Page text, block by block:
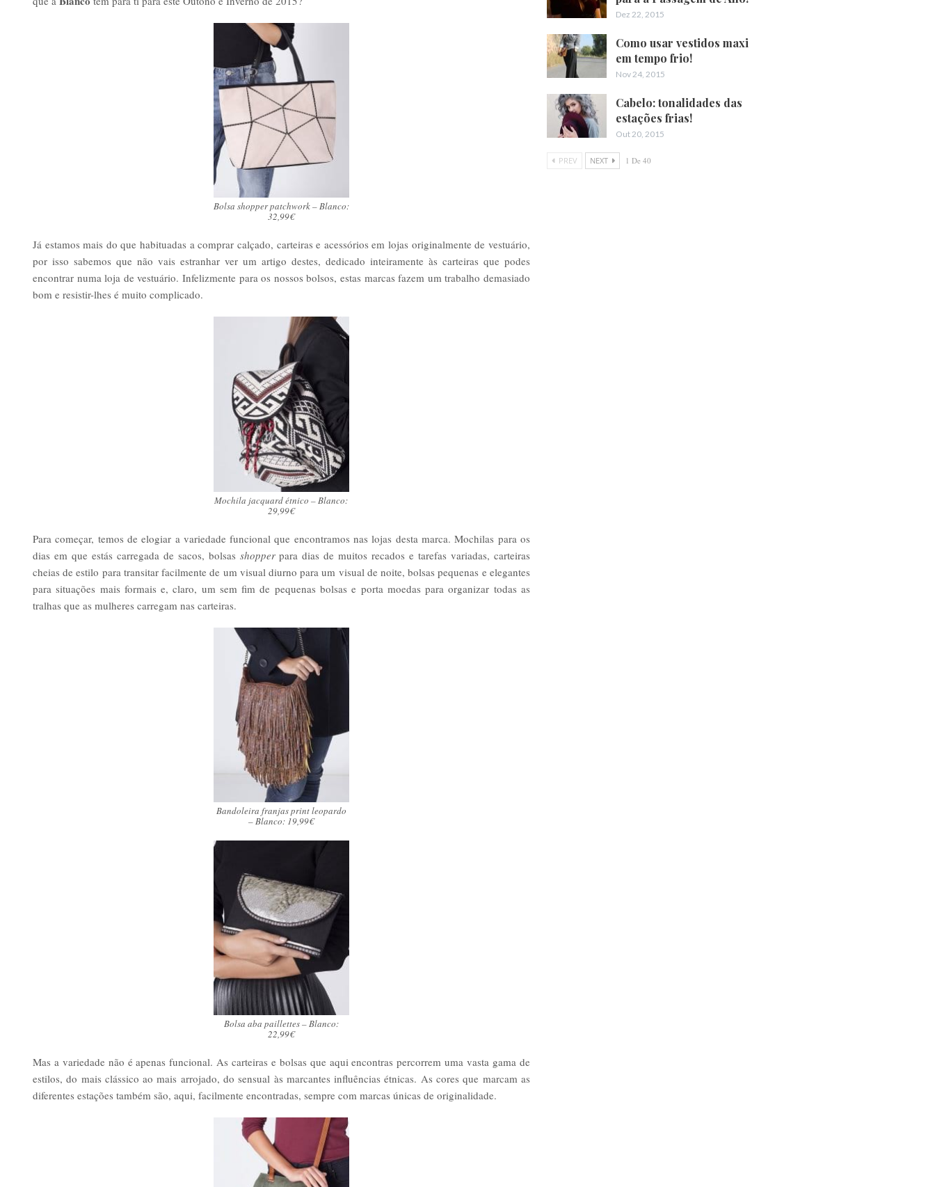
Bolsa shopper patchwork – Blanco:
32,99€
Já estamos mais do que habituadas a comprar calçado, carteiras e acessórios em lojas originalmente de vestuário,
por isso sabemos que não vais estranhar ver um artigo destes, dedicado inteiramente às carteiras que podes
encontrar numa loja de vestuário. Infelizmente para os nossos bolsos, estas marcas fazem um trabalho demasiado
bom e resistir-lhes é muito complicado.
Mochila jacquard étnico – Blanco:
29,99€
Para começar, temos de elogiar a variedade funcional que encontramos nas lojas desta marca. Mochilas para os
dias em que estás carregada de sacos, bolsas shopperpara dias de muitos recados e tarefas variadas, carteiras
cheias de estilo para transitar facilmente de um visual diurno para um visual de noite, bolsas pequenas e elegantes
para situações mais formais e, claro, um sem fim de pequenas bolsas e porta moedas para organizar todas as
tralhas que as mulheres carregam nas carteiras.
Bandoleira franjas print leopardo
– Blanco: 19,99€
Bolsa aba paillettes – Blanco:
22,99€
Mas a variedade não é apenas funcional. As carteiras e bolsas que aqui encontras percorrem uma vasta gama de
estilos, do mais clássico ao mais arrojado, do sensual às marcantes influências étnicas. As cores que marcam as
diferentes estações também são, aqui, facilmente encontradas, sempre com marcas únicas de originalidade.
Dez 22, 2015
Como usar vestidos maxi
em tempo frio!
Nov 24, 2015
Cabelo: tonalidades das
estações frias!
Out 20, 2015
PREV NEXT 1 De 40